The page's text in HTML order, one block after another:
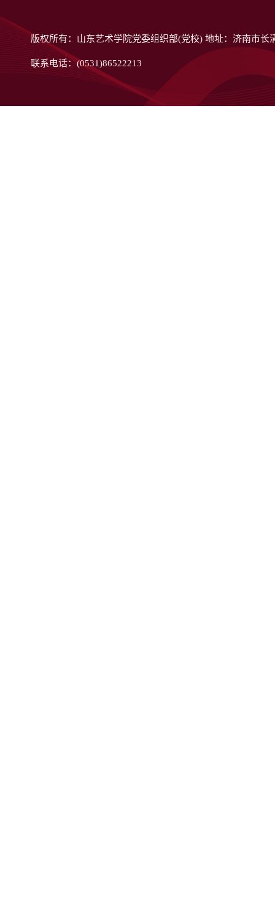
版权所有：山东艺术学院党委组织部(党校) 地址：济南市长
联系电话：(0531)86522213